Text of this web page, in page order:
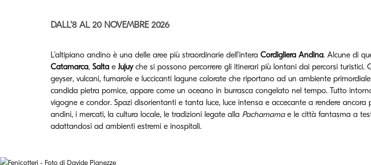
DALL’8 AL 20 NOVEMBRE 2026
L’altipiano andino è una delle aree più straordinarie dell’intera Cordigliera Andina. Alcune di
Catamarca, Salta e Jujuyche si possono percorrere gli itinerari più lontani dai percorsi
geyser, vulcani, fumarole e luccicanti lagune colorate che riportano ad un ambiente
candida pietra pomice, appare come un oceano in burrasca congelato nel tempo. Tutto
vigogne e condor. Spazi disorientanti e tanta luce, luce intensa e accecante a rendere
andini, i mercati, la cultura locale, le tradizioni legate alla Pachamamae le città fantasma a
adattandosi ad ambienti estremi e inospitali.